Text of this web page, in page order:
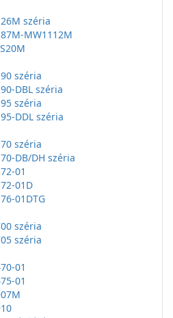
széria
MW1112M
széria
DBL széria
széria
DDL széria
széria
DB/DH széria
01
01D
01DTG
széria
széria
01
01